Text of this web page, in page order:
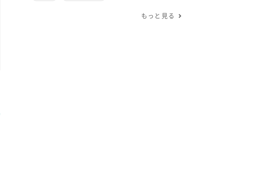
もっと見る